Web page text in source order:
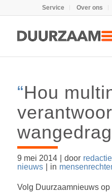
Service Over ons
“Hou
wangedrag
9 mei 2014 door redactie
nieuws
in
Volg Duurzaamnieuws op